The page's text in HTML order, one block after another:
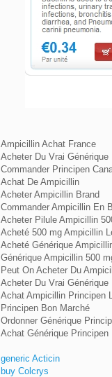
Ampicillin Achat France
Acheter Du Vrai
Commander Principen
Achat De Ampicillin
Acheter Ampicillin Brand
Commander Ampicillin En
Acheter Pilule Ampicillin
Acheté 500 mg Ampicillin
Acheté Générique
Générique Ampicillin 500
Peut On Acheter Du
Acheter Du Vrai Générique
Achat Ampicillin Principen
Principen Bon Marché
Ordonner Générique
Achat Générique Principen
generic Acticin
buy Colcrys